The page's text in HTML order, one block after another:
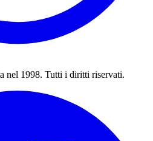
nel 1998. Tutti i diritti riservati.